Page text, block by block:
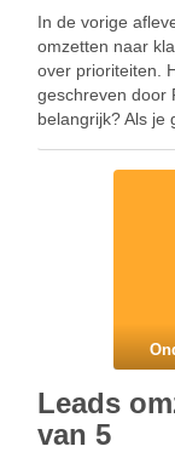
In de vorige
omzetten naar
over prioriteiten.
geschreven door
belangrijk? Als je
Leads
van 5